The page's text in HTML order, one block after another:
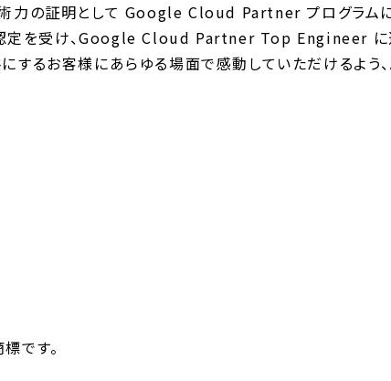
術力の証明として Google Cloud Partner プログラ
定を受け、Google Cloud Partner Top Engineer に
するお客様にあらゆる場面で感動していただけるよ
です。